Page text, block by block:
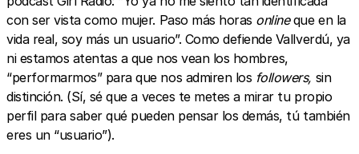
con ser vista como mujer. Paso más horas onlineque en la
vida real, soy más un usuario”. Como defiende Vallverdú, ya
ni estamos atentas a que nos vean los hombres,
“performarmos” para que nos admiren los followers, sin
distinción. (Sí, sé que a veces te metes a mirar tu propio
perfil para saber qué pueden pensar los demás, tú también
eres un “usuario”).